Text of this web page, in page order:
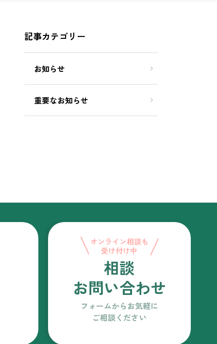
記事カテゴリー
お知らせ
重要なお知らせ
オンライン相談も
受け付け中
相談
お問い合わせ
フォームからお気軽に
ご相談ください